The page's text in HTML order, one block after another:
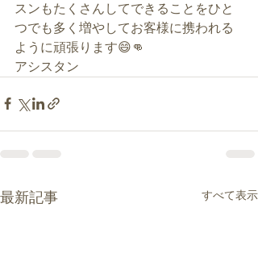
スンもたくさんしてできることをひと
つでも多く増やしてお客様に携われる
ように頑張ります😄👊
アシスタン
最新記事 すべて表示